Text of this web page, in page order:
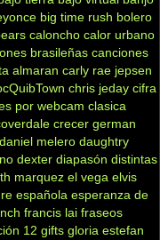
big time rush bolero
caloncho calor urbano
brasileñas canciones
almaran carly rae jepsen
chris jeday cifra
por webcam clasica
crecer german
daniel melero daughtry
dexter diapasón distintas
marquez el vega elvis
española esperanza de
francis lai fraseos
12 gifts gloria estefan